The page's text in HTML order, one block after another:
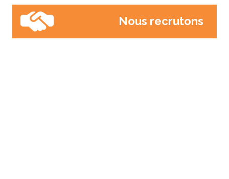
Nous recrutons